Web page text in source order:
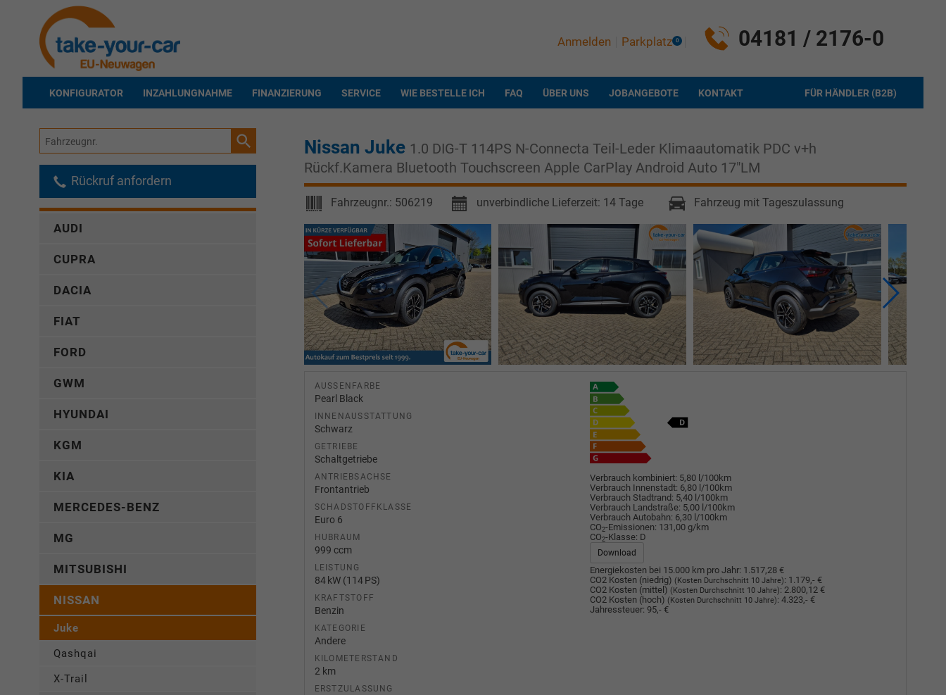
04181 / 2176-0
Anmelden Parkplatz 0
KONFIGURATOR INZAHLUNGNAHME FINANZIERUNG SERVICE WIE BESTELLE ICH FAQ ÜBER UNS JOBANGEBOTE FÜR HÄNDLER (B2B)
KONTAKT
Nissan Juke 1.0 DIG-T 114PS N-Connecta Teil-Leder Klimaautomatik PDC v+h
Rückf.Kamera Bluetooth Touchscreen Apple CarPlay Android Auto 17"LM
Fahrzeugnr.: 506219 unverbindliche Lieferzeit: 14 Tage Fahrzeug mit Tageszulassung
AUSSENFARBE
Pearl Black
INNENAUSSTATTUNG
Schwarz
GETRIEBE
Schaltgetriebe
ANTRIEBSACHSE
Frontantrieb
SCHADSTOFFKLASSE
Euro 6
HUBRAUM
999 ccm
LEISTUNG
84 kW (114 PS)
KRAFTSTOFF
Benzin
KATEGORIE
Andere
KILOMETERSTAND
2 km
ERSTZULASSUNG
Verbrauch kombiniert: 5,80 l/100km
Verbrauch Innenstadt: 6,80 l/100km
Verbrauch Stadtrand: 5,40 l/100km
Verbrauch Landstraße: 5,00 l/100km
Verbrauch Autobahn: 6,30 l/100km
CO2-Emissionen: 131,00 g/km
CO2-Klasse: D
Download
Energiekosten bei 15.000 km pro Jahr: 1.517,28 €
CO2 Kosten (niedrig) (Kosten Durchschnitt 10 Jahre): 1.179,- €
CO2 Kosten (mittel) (Kosten Durchschnitt 10 Jahre): 2.800,12 €
CO2 Kosten (hoch) (Kosten Durchschnitt 10 Jahre): 4.323,- €
Jahressteuer: 95,- €
Fahrzeugnr.
Rückruf anfordern
AUDI
CUPRA
DACIA
FIAT
FORD
GWM
HYUNDAI
KGM
KIA
MERCEDES-BENZ
MG
MITSUBISHI
NISSAN
Juke
Qashqai
X-Trail